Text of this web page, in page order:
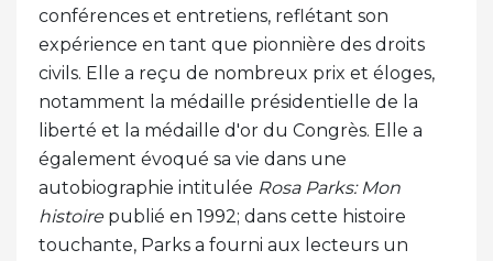
conférences et entretiens, reflétant son
expérience en tant que pionnière des droits
civils. Elle a reçu de nombreux prix et éloges,
notamment la médaille présidentielle de la
liberté et la médaille d'or du Congrès. Elle a
également évoqué sa vie dans une
autobiographie intitulée Rosa Parks: Mon
histoirepublié en 1992; dans cette histoire
touchante, Parks a fourni aux lecteurs un